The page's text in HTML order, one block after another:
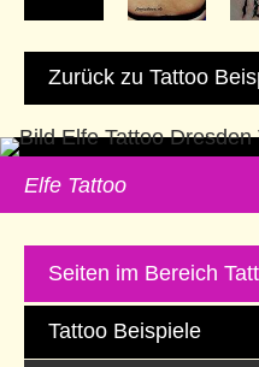
Zurück zu Tattoo
Elfe Tattoo
Seiten im Bereich
Tattoo Beispiele